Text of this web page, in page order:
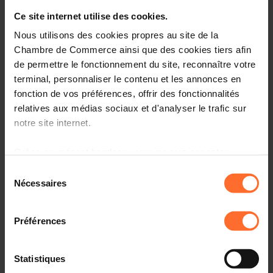
Ce site internet utilise des cookies.
Nous utilisons des cookies propres au site de la
Chambre de Commerce ainsi que des cookies tiers afin
de permettre le fonctionnement du site, reconnaître votre
terminal, personnaliser le contenu et les annonces en
fonction de vos préférences, offrir des fonctionnalités
relatives aux médias sociaux et d'analyser le trafic sur
notre site internet.
à l’exception des cookies strictement nécessaires au
fonctionnement du site. Une description des différents
cookies est accessible sous l’onglet « Détails » ci-
dessus.
Il est précisé que la navigation sur le site et certaines
fonctionnalités (ex : lecture de vidéos, partage sur les
Nécessaires
Préférences
Statistiques
entrepreneurs.
Comment? Participez à une prochaine session
«Comment établir son entreprise au Luxembourg?», qui
vous informera sur l’écosystème, le cadre réglementaire
et les démarches à suivre.
Programme
entrepreneurs au Luxembourg
Comprendre la procédure liée à l’autorisation